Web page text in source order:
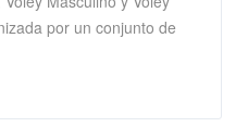
por un conjunto de